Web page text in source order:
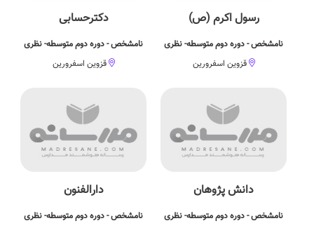
رسول اکرم (ص)
نامشخص - دوره دوم متوسطه- نظری
قزوین اسفرورین
دکترحسابی
نامشخص - دوره دوم متوسطه- نظری
قزوین اسفرورین
دانش پژوهان
نامشخص - دوره دوم متوسطه- نظری
دارالفنون
نامشخص - دوره دوم متوسطه- نظری